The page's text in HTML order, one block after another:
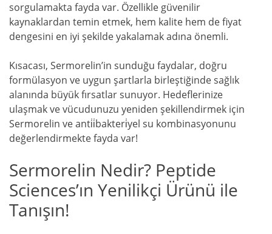
sorgulamakta fayda var. Özellikle güvenilir
kaynaklardan temin etmek, hem kalite hem de fiyat
dengesini en iyi şekilde yakalamak adına önemli.
Kısacası, Sermorelin’in sunduğu faydalar, doğru
formülasyon ve uygun şartlarla birleştiğinde sağlık
alanında büyük fırsatlar sunuyor. Hedeflerinize
ulaşmak ve vücudunuzu yeniden şekillendirmek için
Sermorelin ve anti̇i̇bakteri̇yel su kombinasyonunu
değerlendirmekte fayda var!
Sermorelin Nedir? Peptide
Sciences’ın Yenilikçi Ürünü ile
Tanışın!